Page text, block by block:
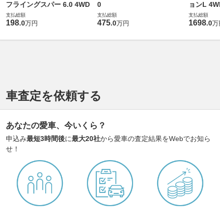
フライングスパー 6.0 4WD
支払総額
198.0万円
0
支払総額
475.0万円
ョンL
支払総額
1698.0万
車査定を依頼する
あなたの愛車、今いくら？
申込み最短3時間後に最大20社から愛車の査定結果をWebでお知ら
せ！